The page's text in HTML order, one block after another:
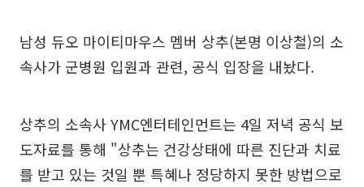
남성 듀오 마이티마우스 멤버 상추(본명 이상철)의 소
속사가 군병원 입원과 관련, 공식 입장을 내놨다.
상추의 소속사 YMC엔터테인먼트는 4일 저녁 공식 보
도자료를 통해 "상추는 건강상태에 따른 진단과 치료
를 받고 있는 것일 뿐 특혜나 정당하지 못한 방법으로